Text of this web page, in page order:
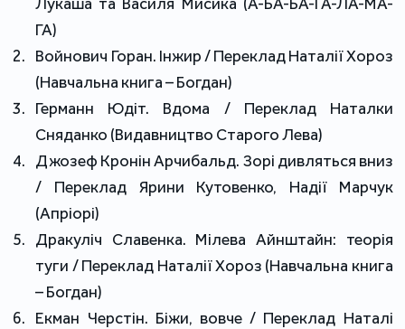
ГА)
Войнович Горан. Інжир / Переклад Наталії Хороз
(Навчальна книга – Богдан)
Германн Юдіт. Вдома / Переклад Наталки
Сняданко (Видавництво Старого Лева)
Джозеф Кронін Арчибальд. Зорі дивляться вниз
/ Переклад Ярини Кутовенко, Надії Марчук
(Апріорі)
Дракуліч Славенка. Мілева Айнштайн: теорія
туги / Переклад Наталії Хороз (Навчальна книга
– Богдан)
Екман Черстін. Біжи, вовче / Переклад Наталі